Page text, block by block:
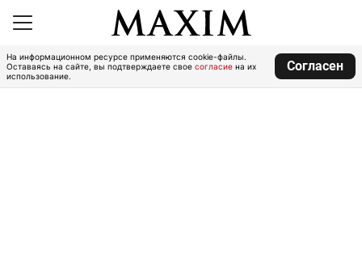
На информационном ресурсе применяются cookie-файлы.
Оставаясь на сайте, вы подтверждаете свое согласие на их
использование.
Согласен